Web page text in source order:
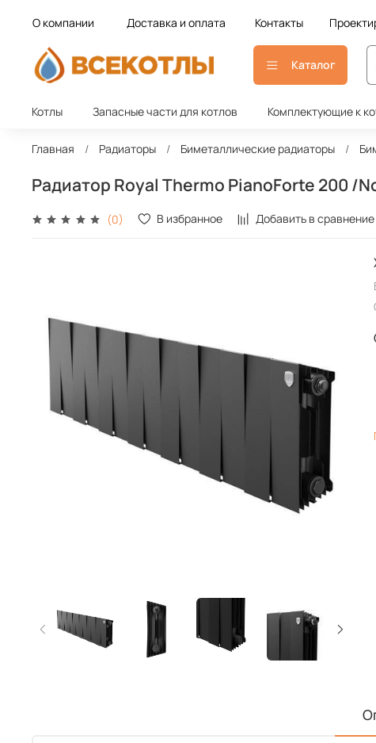
О компании Доставка и оплата Контакты
Каталог
Котлы Запасные части для котлов Комплектующие к
Главная Радиаторы Биметаллические радиаторы
Радиатор Royal Thermo PianoForte 200 /
(0) В избранное Добавить в сравнение